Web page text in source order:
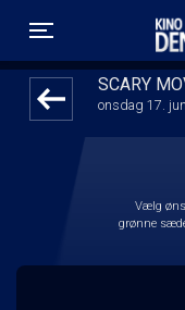
Toggle
SCARY
onsdag 17.
Vælg
grønne